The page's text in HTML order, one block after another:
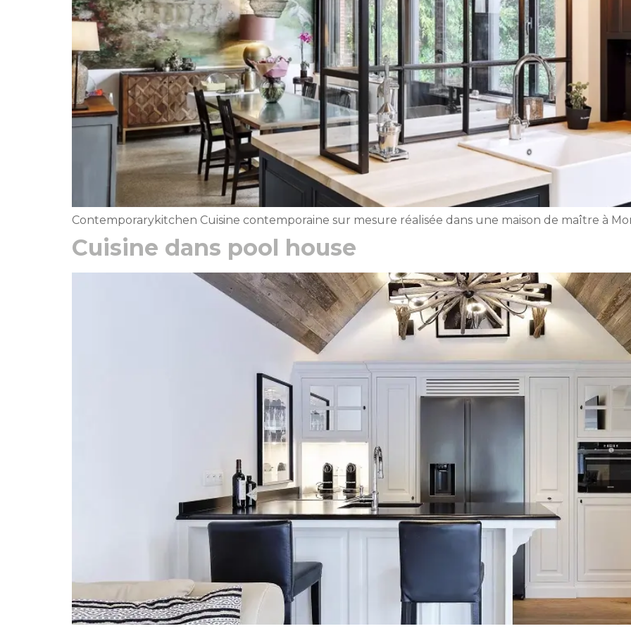
Contemporarykitchen Cuisine contemporaine sur mesure réalisée dans une maison de maître à
Cuisine dans pool house